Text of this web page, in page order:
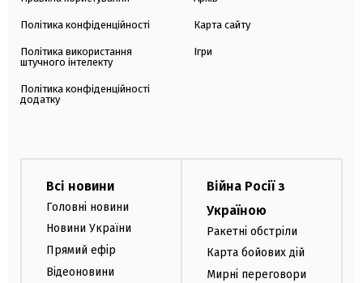
Політика конфіденційності
Політика використання
штучного інтелекту
Політика конфіденційності
додатку
Карта сайту
Ігри
Всі новини
Головні новини
Новини України
Прямий ефір
Відеоновини
Війна Росії з
Україною
Ракетні обстріли
Карта бойових дій
Мирні переговори